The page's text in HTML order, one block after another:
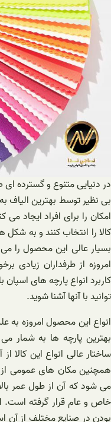
در دنیایی متنوع و گسترده
بی نظیر توسط بهترین الیاف
امکان را برای افراد ایجاد می
کالا را انتخاب کنند و به شکل
بسیار عالی این محصول را
امروزه از طرفداران زیادی
کاربرد انواع پارچه های اسپان
توانید با آنها آشنا شوید.
انواع این محصول امروزه به
بهترین پارچه ها به شمار
ساختار عالی انواع این کالا
همچنین مکان های عمومی از
می شود که آن از طول عمر
خاص و عام قرار گرفته است.
بودن در صنایع مختلف از